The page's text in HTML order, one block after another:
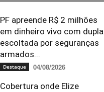
PF apreende R$ 2 milhões
em dinheiro vivo com dupla
escoltada por seguranças
armados...
Destaque 04/08/2026
Cobertura onde Elize